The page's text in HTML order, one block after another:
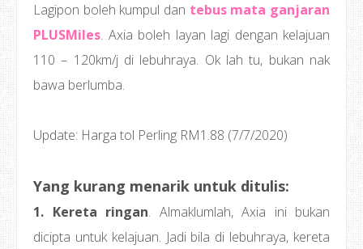
Lagipon boleh kumpul dan tebus mata ganjaran
PLUSMiles. Axia boleh layan lagi dengan kelajuan
110 – 120km/j di lebuhraya. Ok lah tu, bukan nak
bawa berlumba.
Update: Harga tol Perling RM1.88 (7/7/2020)
Yang kurang menarik untuk ditulis:
1. Kereta ringan. Almaklumlah, Axia ini bukan
dicipta untuk kelajuan. Jadi bila di lebuhraya, kereta